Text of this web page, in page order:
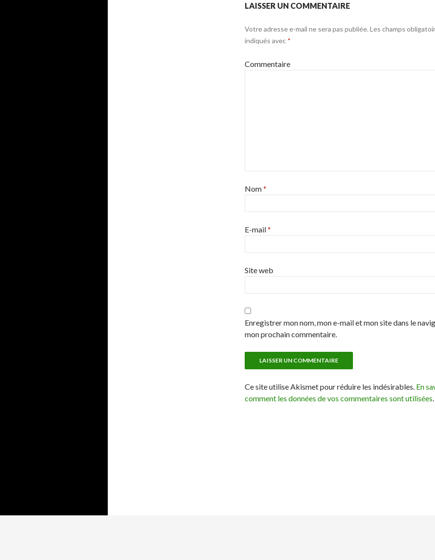
LAISSER UN COMMENTAIRE
Votre adresse e-mail ne sera pas publiée. Les champs
indiqués avec *
Commentaire
Nom*
E-mail*
Site web
Enregistrer mon nom, mon e-mail et mon site dans le
mon prochain commentaire.
Ce site utilise Akismet pour réduire les indésirables. En
comment les données de vos commentaires sont utilisées.